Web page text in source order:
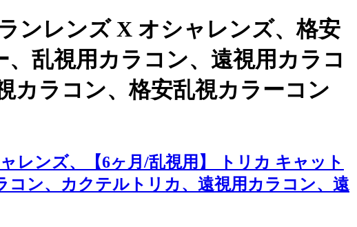
ンレンズ X オシャレンズ、格安
乱視用カラコン、遠視用カラコ
カラコン、格安乱視カラーコン
レンズ、【6ヶ月/乱視用】 トリカ キャット
ン、カクテルトリカ、遠視用カラコン、遠